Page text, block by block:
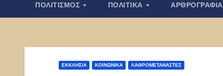
ΠΟΛΙΤΙΣΜΟΣ ΠΟΛΙΤΙΚΑ ΑΡΘΡΟΓΡΑΦΙΑ
ΕΚΚΛΗΣΊΑ ΚΟΙΝΩΝΙΚΑ ΛΑΘΡΟΜΕΤΑΝΑΣΤΕΣ